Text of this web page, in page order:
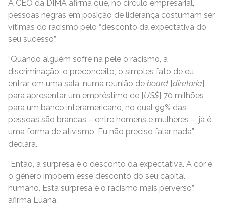
A CEO da DIMA afirma que, no círculo empresarial,
pessoas negras em posição de liderança costumam ser
vítimas do racismo pelo “desconto da expectativa do
seu sucesso”.
“Quando alguém sofre na pele o racismo, a
discriminação, o preconceito, o simples fato de eu
entrar em uma sala, numa reunião de board [diretoria],
para apresentar um empréstimo de [US$] 70 milhões
para um banco interamericano, no qual 99% das
pessoas são brancas – entre homens e mulheres –, já é
uma forma de ativismo. Eu não preciso falar nada”,
declara.
“Então, a surpresa é o desconto da expectativa. A cor e
o gênero impõem esse desconto do seu capital
humano. Esta surpresa é o racismo mais perverso”,
afirma Luana.